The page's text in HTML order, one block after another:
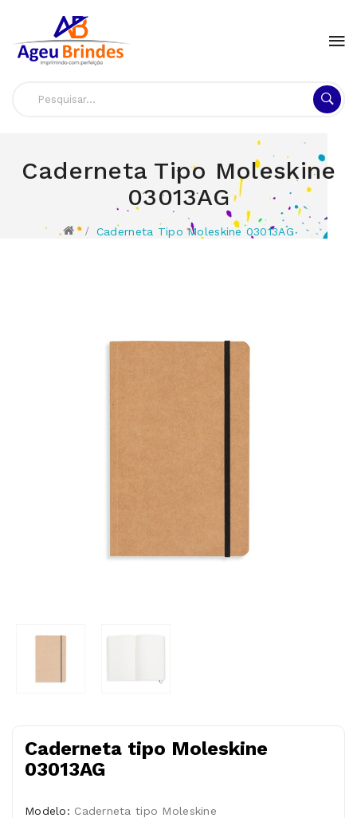
Caderneta Tipo Moleskine
03013AG
Caderneta Tipo Moleskine 03013AG
Caderneta tipo Moleskine
03013AG
Modelo: Caderneta tipo Moleskine